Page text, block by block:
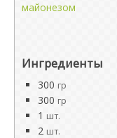
майонезом
Ингредиенты
300 гр
300 гр
1 шт.
2 шт.